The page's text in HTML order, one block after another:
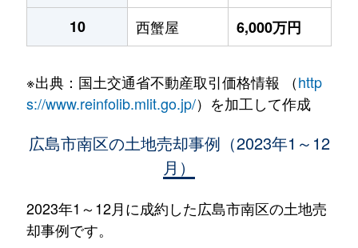
10
西蟹屋 6,000万円
※出典：国土交通省不動産取引価格情報 （http
s://www.reinfolib.mlit.go.jp/）を加工して作成
広島市南区の土地売却事例（2023年1～12
月）
2023年1～12月に成約した広島市南区の土地売
却事例です。